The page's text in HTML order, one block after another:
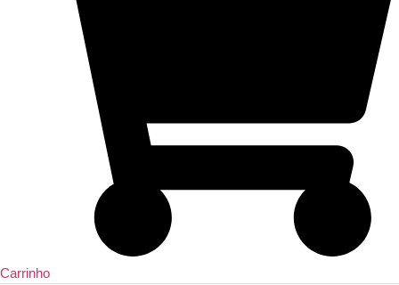
Carrinho